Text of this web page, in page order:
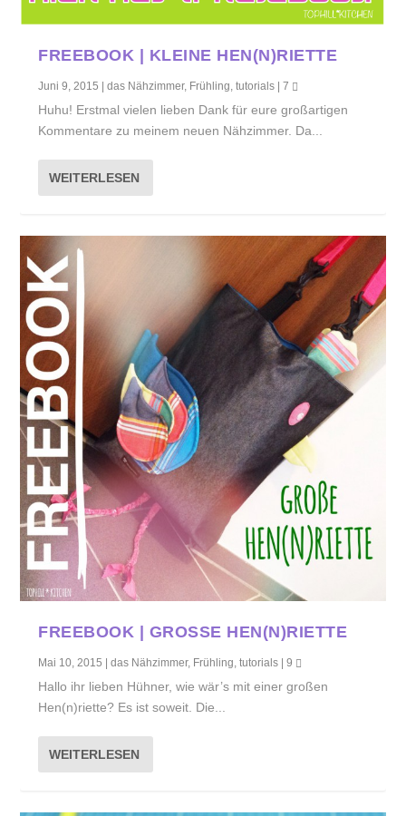
FREEBOOK | KLEINE HEN(N)RIETTE
Juni 9, 2015 |das Nähzimmer, Frühling ,tutorials |7
Huhu! Erstmal vielen lieben Dank für eure großartigen
Kommentare zu meinem neuen Nähzimmer. Da...
WEITERLESEN
FREEBOOK | GROSSE HEN(N)RIETTE
Mai 10, 2015 |das Nähzimmer, Frühling,tutorials |9
Hallo ihr lieben Hühner, wie wär’s mit einer großen
Hen(n)riette? Es ist soweit. Die...
WEITERLESEN